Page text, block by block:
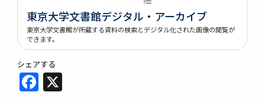
東京大学文書館デジタル・アーカイブ
東京大学文書館が所蔵する資料の検索とデジタル化された画像の閲覧が
できます。
シェアする
Facebook